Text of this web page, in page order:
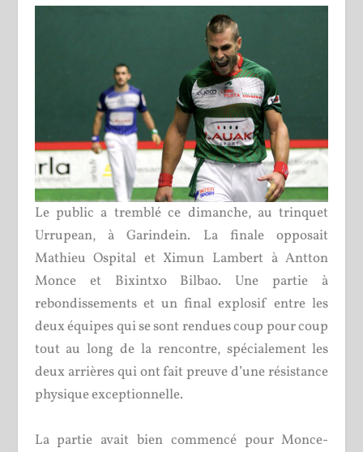
Le public a tremblé ce dimanche, au trinquet
Urrupean, à Garindein. La finale opposait
Mathieu Ospital et Ximun Lambert à Antton
Monce et Bixintxo Bilbao. Une partie à
rebondissements et un final explosif entre les
deux équipes qui se sont rendues coup pour coup
tout au long de la rencontre, spécialement les
deux arrières qui ont fait preuve d’une résistance
physique exceptionnelle.
La partie avait bien commencé pour Monce-